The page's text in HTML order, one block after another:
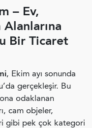
– Ev,
Bir Ticaret
, Ekim ayı sonunda
gerçekleşir. Bu
odaklanan
cam objeler,
gibi pek çok kategori